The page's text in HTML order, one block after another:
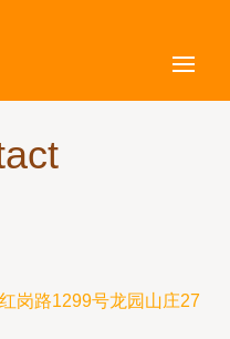
岗路1299号龙园山庄27